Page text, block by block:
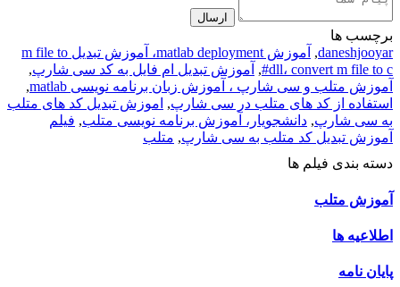
ارسال
برچسب ها
daneshjooyar
,
آموزش matlab deployment، آموزش تبدیل m file to
dll، convert m file to c# , آموزش تبدیل ام فایل به کد سی شارپ,
آموزش متلب و سی شارپ ، آموزش زبان برنامه نویسی matlab
,
استفاده از کد های متلب در سی شارپ, اموزش تبدیل کد های متلب
به سی شارپ, دانشجویار، آموزش برنامه نویسی متلب, فیلم
آموزش تبدیل کد متلب به سی شارپ, متلب
دسته بندی فیلم ها
آموزش متلب
اطلاعیه ها
پایان نامه